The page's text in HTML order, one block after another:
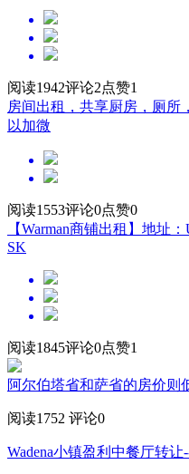
阅读1942评论2点赞1
房间出租，共享厨房，厕所
以加微
阅读1553评论0点赞0
【Warman商铺出租】地址
SK
阅读1845评论0点赞1
阿尔伯塔省和萨省的房价则
阅读1752 评论0
Wadena小镇盈利中餐厅转